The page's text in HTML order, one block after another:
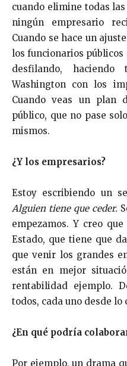
cuando elimine todas
ningún empresario
Cuando se hace un
los funcionarios públicos
desfilando,
Washington con los
Cuando veas un plan
público, que no pase
mismos.
¿Y los empresarios?
Estoy escribiendo un
Alguien tiene que ceder.
empezamos. Y creo
Estado, que tiene que
que venir los grandes
están en mejor
rentabilidad ejemplo.
todos, cada uno desde lo
¿En qué podría
Por ejemplo, un drama